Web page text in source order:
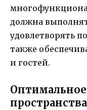
должна
удовлетворять
также
и гостей.
пространства